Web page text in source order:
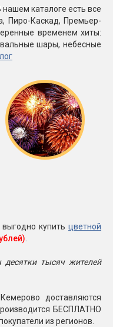
каталоге есть все
Пиро-Каскад, Премьер-
временем хиты:
шары, небесные
купитьцветной
тысяч жителей
доставляются
БЕСПЛАТНО
из регионов.